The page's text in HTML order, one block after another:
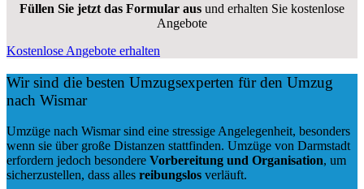
Füllen Sie jetzt das Formular aus und erhalten Sie kostenlose
Angebote
Kostenlose Angebote erhalten
Wir sind die besten Umzugsexperten für den Umzug
nach Wismar
Umzüge nach Wismar sind eine stressige Angelegenheit, besonders
wenn sie über große Distanzen stattfinden. Umzüge von Darmstadt
erfordern jedoch besondere Vorbereitung und Organisation, um
sicherzustellen, dass alles reibungslos verläuft.